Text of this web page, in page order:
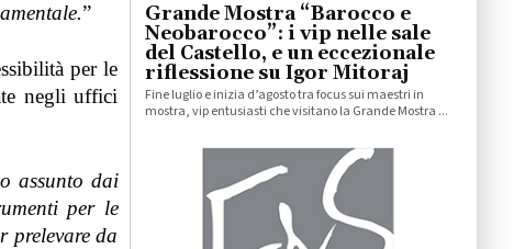
”
per le
negli uffici
assunto dai
per le
prelevare da
Grande Mostra “Barocco e
Neobarocco”: i vip nelle sale
del Castello, e un eccezionale
riflessione su Igor Mitoraj
Fine luglio e inizia d’agosto tra focus sui maestri in
mostra, vip entusiasti che visitano la Grande Mostra ...